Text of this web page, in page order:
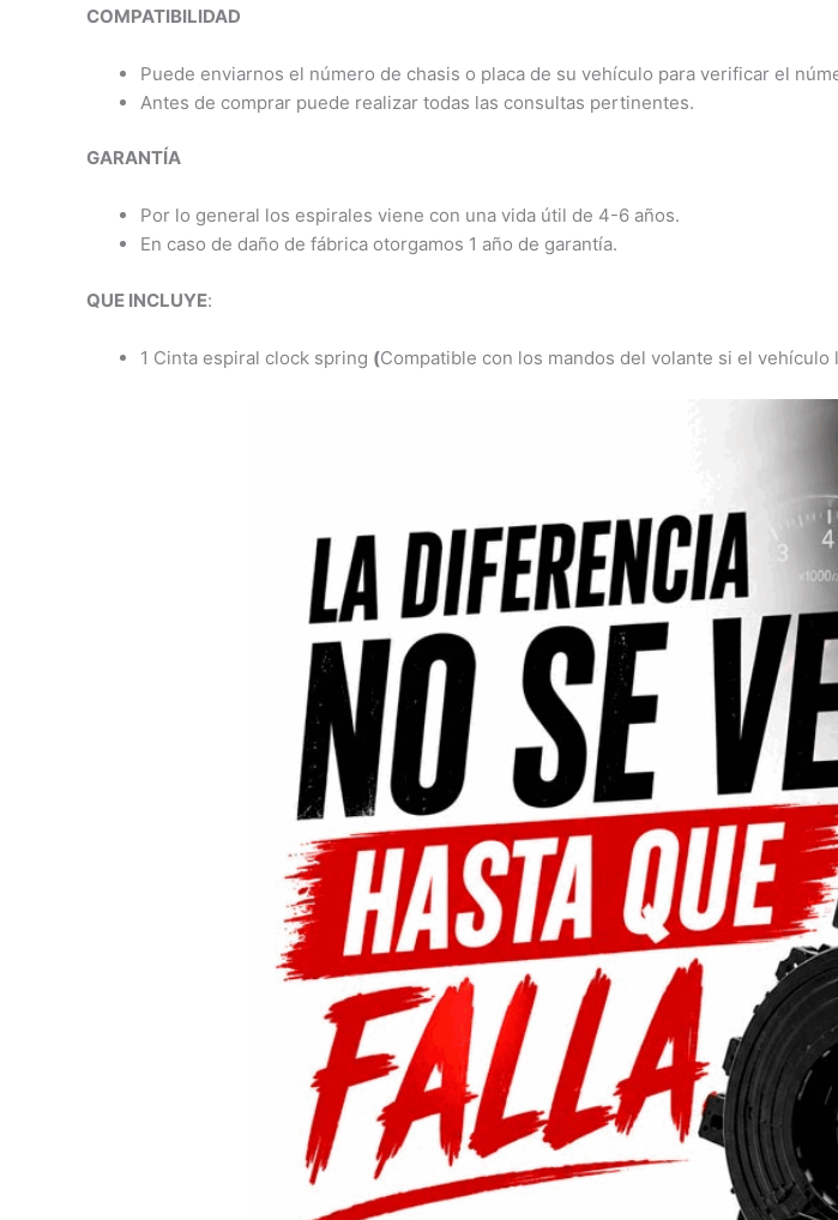
COMPATIBILIDAD
Puede enviarnos el número de chasis o placa de su vehículo para verificar el
Antes de comprar puede realizar todas las consultas pertinentes.
GARANTÍA
Por lo general los espirales viene con una vida útil de 4-6 años.
En caso de daño de fábrica otorgamos 1 año de garantía.
QUE INCLUYE:
1 Cinta espiral clock spring (Compatible con los mandos del volante si el vehículo